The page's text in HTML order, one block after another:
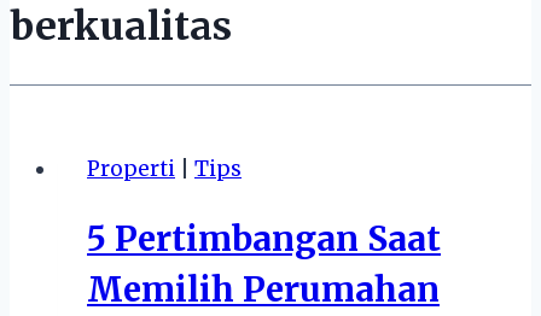
berkualitas
Properti Tips
5 Pertimbangan Saat
Memilih Perumahan